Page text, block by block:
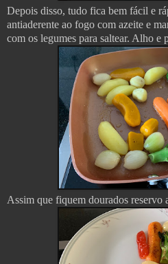
Depois disso, tudo fica bem fácil e
antiaderente ao fogo com azeite e
com os legumes para saltear. Alho e
Assim que fiquem dourados reservo